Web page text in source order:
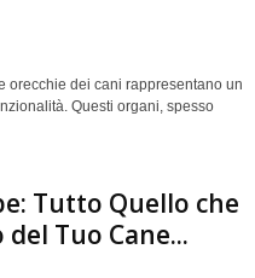
orecchie dei cani rappresentano un
Questi organi, spesso
Tutto Quello che
Tuo Cane...